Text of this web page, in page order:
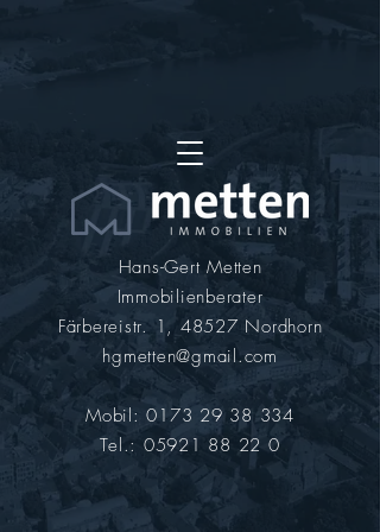
Hans-Gert Metten
Immobilienberater
Färbereistr. 1, 48527 Nordhorn
hgmetten@gmail.com
Mobil:0173 29 38 334
Tel.: 05921 88 22 0